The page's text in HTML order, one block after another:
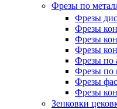
Фрезы по
Фрезы
Фрезы
Фрезы
Фрезы
Фрезы
Фрезы по
Фрезы
Фрезы
Зенковки